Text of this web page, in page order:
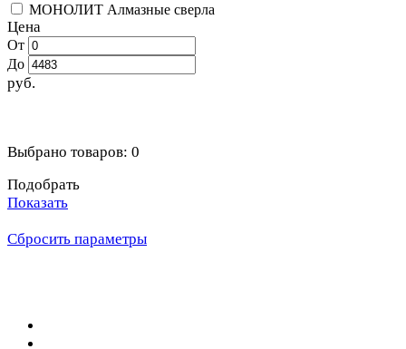
МОНОЛИТ Алмазные сверла
Цена
От
До
руб.
Выбрано товаров: 0
Подобрать
Показать
Сбросить параметры